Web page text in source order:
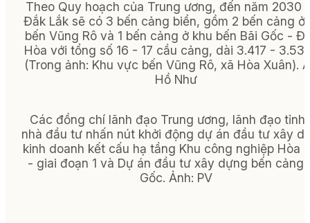
Theo Quy hoạch của Trung ương, đến năm 2030
Đắk Lắk sẽ có 3 bến cảng biển, gồm 2 bến cảng ở
bến Vũng Rô và 1 bến cảng ở khu bến Bãi Gốc -
Hòa với tổng số 16 - 17 cầu cảng, dài 3.417 -
(Trong ảnh: Khu vực bến Vũng Rô, xã Hòa Xuân).
Hồ Như
Các đồng chí lãnh đạo Trung ương, lãnh đạo tỉnh
nhà đầu tư nhấn nút khởi động dự án đầu tư xây
kinh doanh kết cấu hạ tầng Khu công nghiệp Hòa
- giai đoạn 1 và Dự án đầu tư xây dựng bến cảng
Gốc. Ảnh: PV